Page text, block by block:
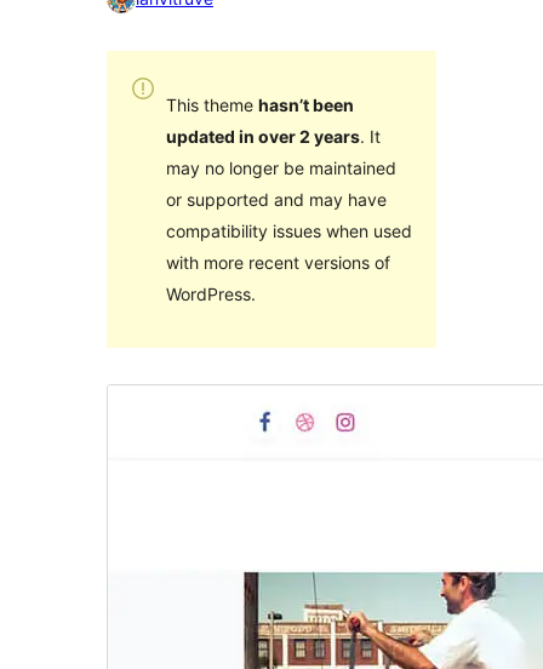
This theme hasn’t been
updated in over 2 years. It
may no longer be maintained
or supported and may have
compatibility issues when used
with more recent versions of
WordPress.